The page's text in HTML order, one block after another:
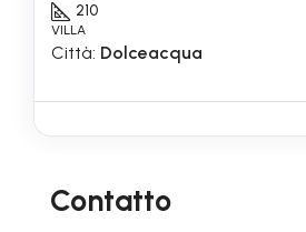
210
VILLA
Città: Dolceacqua
Contatto